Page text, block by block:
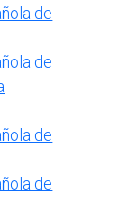
de
de
de
de